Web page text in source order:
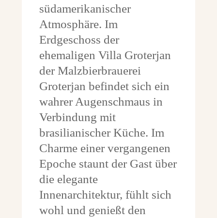
südamerikanischer
Atmosphäre. Im
Erdgeschoss der
ehemaligen Villa Groterjan
der Malzbierbrauerei
Groterjan befindet sich ein
wahrer Augenschmaus in
Verbindung mit
brasilianischer Küche. Im
Charme einer vergangenen
Epoche staunt der Gast über
die elegante
Innenarchitektur, fühlt sich
wohl und genießt den